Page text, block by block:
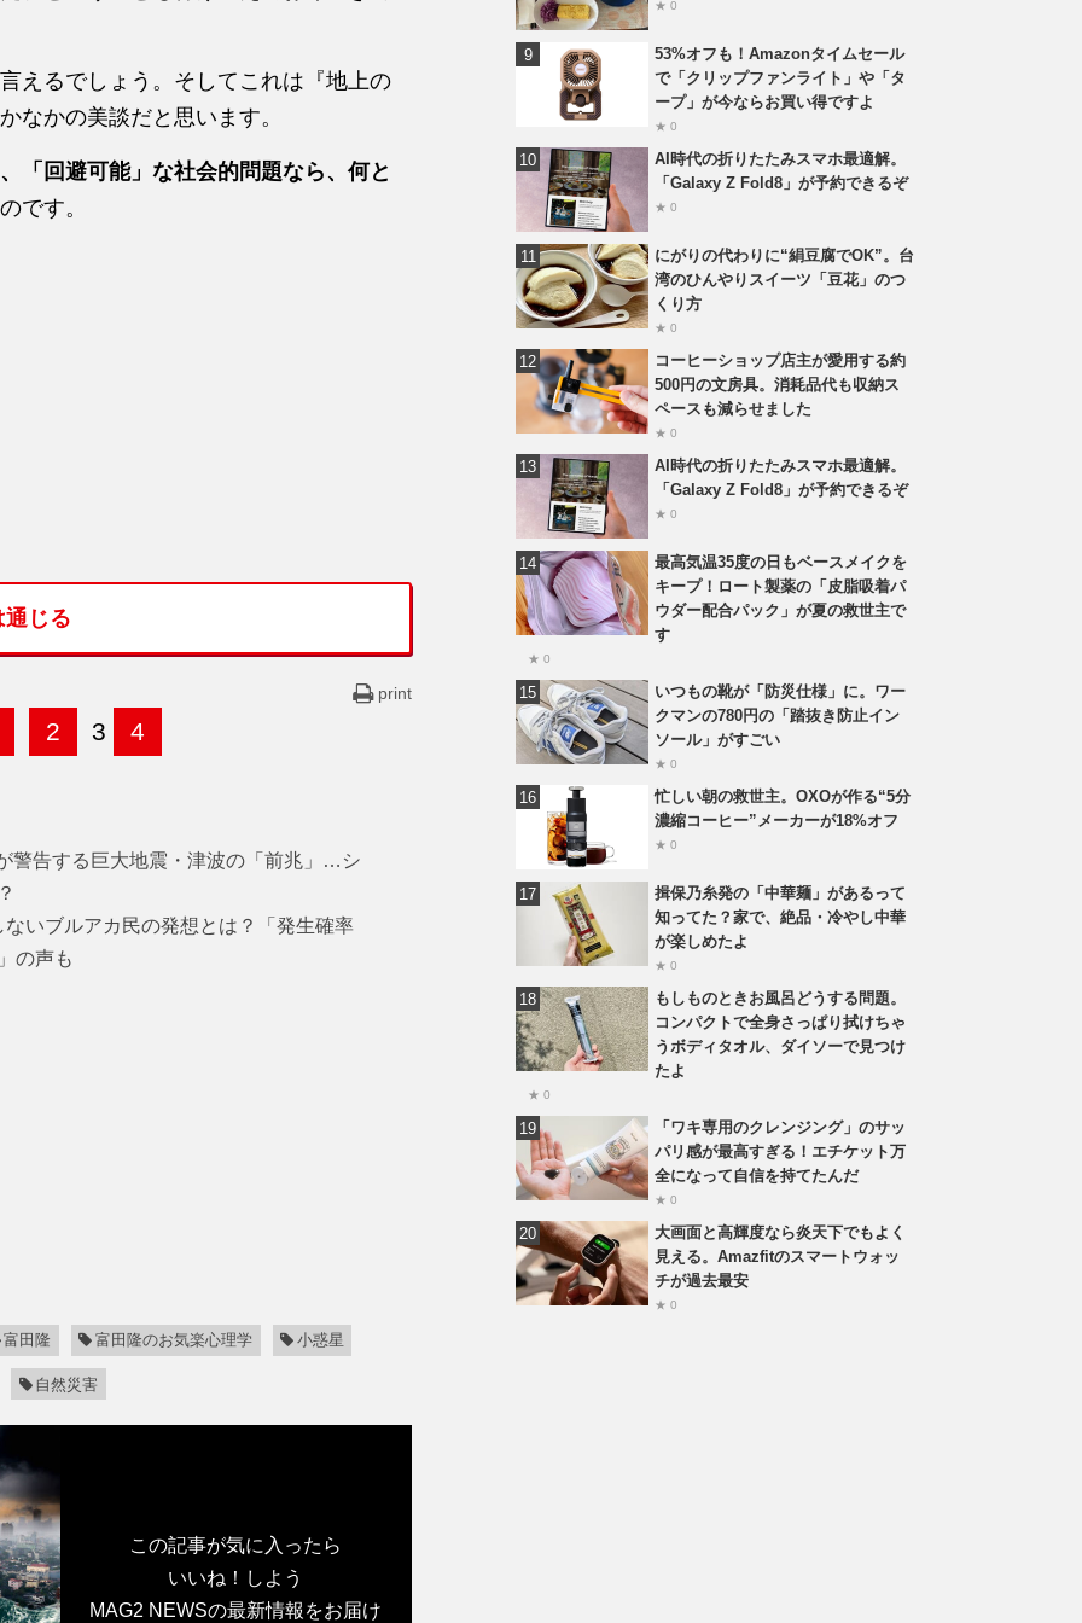
えるでしょう。そしてこれは『地上の
なかの美談だと思います。
「回避可能」な社会的問題なら、何と
のです。
じる
print
2 3 4
警告する巨大地震・津波の「前兆」…シ
いブルアカ民の発想とは？「発生確率
の声も
富田隆 富田隆のお気楽心理学 小惑星
自然災害
この記事が気に入ったら
いいね！しよう
MAG2 NEWSの最新情報をお届け
★ 0
53%オフも！Amazonタイムセール
で「クリップファンライト」や「タ
ープ」が今ならお買い得ですよ
★ 0
AI時代の折りたたみスマホ最適解。
「Galaxy Z Fold8」が予約できるぞ
★ 0
にがりの代わりに“絹豆腐でOK”。台
湾のひんやりスイーツ「豆花」のつ
くり方
★ 0
コーヒーショップ店主が愛用する約
500円の文房具。消耗品代も収納ス
ペースも減らせました
★ 0
AI時代の折りたたみスマホ最適解。
「Galaxy Z Fold8」が予約できるぞ
★ 0
最高気温35度の日もベースメイクを
キープ！ロート製薬の「皮脂吸着パ
ウダー配合パック」が夏の救世主で
す
★ 0
いつもの靴が「防災仕様」に。ワー
クマンの780円の「踏抜き防止イン
ソール」がすごい
★ 0
忙しい朝の救世主。OXOが作る“5分
濃縮コーヒー”メーカーが18%オフ
★ 0
揖保乃糸発の「中華麺」があるって
知ってた？家で、絶品・冷やし中華
が楽しめたよ
★ 0
もしものときお風呂どうする問題。
コンパクトで全身さっぱり拭けちゃ
うボディタオル、ダイソーで見つけ
たよ
★ 0
「ワキ専用のクレンジング」のサッ
パリ感が最高すぎる！エチケット万
全になって自信を持てたんだ
★ 0
大画面と高輝度なら炎天下でもよく
見える。Amazfitのスマートウォッ
チが過去最安
★ 0